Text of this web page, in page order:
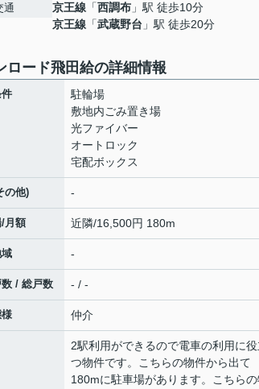
通
京王線 「西調布 」駅 徒歩10分
京王線 「武蔵野台 」駅 徒歩20分
ロード飛田給の詳細情報
駐輪場
敷地内ごみ置き場
光ファイバー
オートロック
宅配ボックス
の他) -
月額 近隣/16,500円 180m
-
/ 総戸数 - / -
仲介
2駅利用ができるので電車の利用に役
つ物件です。こちらの物件から出て
180mに駐車場があります。こちらの